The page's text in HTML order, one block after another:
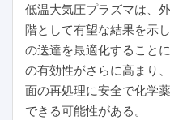
低温大気圧プラズマは、
階として有望な結果を示
の送達を最適化すること
の有効性がさらに高まり
面の再処理に安全で化学
できる可能性がある。